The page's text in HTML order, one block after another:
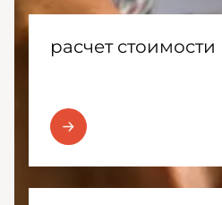
расчет стоимости